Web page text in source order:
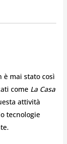
è mai stato così
come La Casa
attività
tecnologie